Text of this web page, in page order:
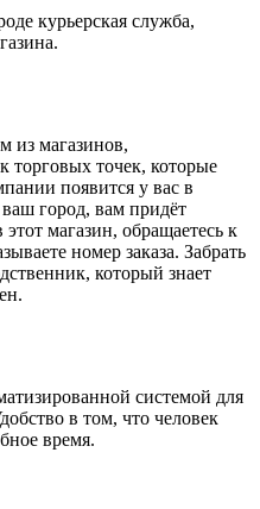
курьерская служба,
из магазинов,
точек, которые
появится у вас в
ваш город, вам придёт
магазин, обращаетесь к
номер заказа. Забрать
который знает
системой для
в том, что человек
время.